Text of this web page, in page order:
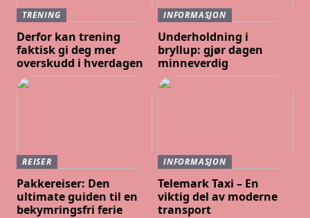
TRENING
Derfor kan trening
faktisk gi deg mer
overskudd i hverdagen
INFORMASJON
Underholdning i
bryllup: gjør dagen
minneverdig
REISER
Pakkereiser: Den
ultimate guiden til en
bekymringsfri ferie
INFORMASJON
Telemark Taxi – En
viktig del av moderne
transport